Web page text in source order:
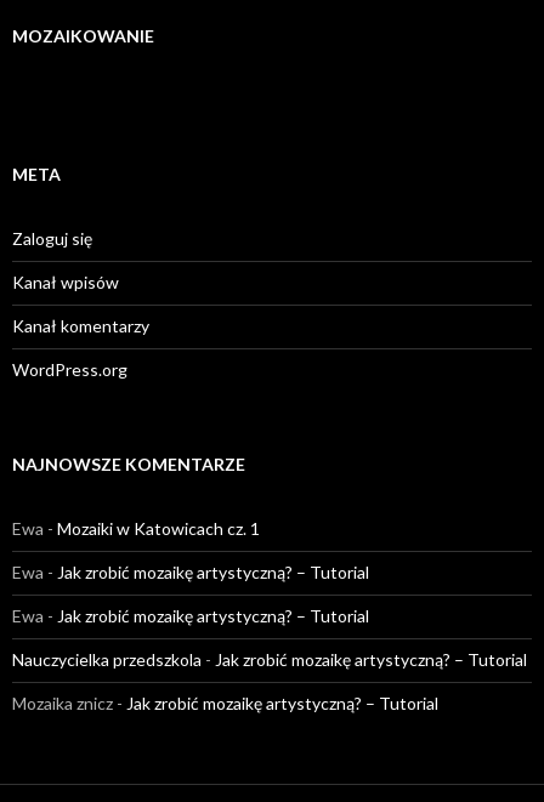
MOZAIKOWANIE
META
Zaloguj się
Kanał wpisów
Kanał komentarzy
WordPress.org
NAJNOWSZE KOMENTARZE
Ewa - Mozaiki w Katowicach cz. 1
Ewa - Jak zrobić mozaikę artystyczną? – Tutorial
Ewa - Jak zrobić mozaikę artystyczną? – Tutorial
Nauczycielka przedszkola - Jak zrobić mozaikę artystyczną? – Tutorial
Mozaika znicz - Jak zrobić mozaikę artystyczną? – Tutorial